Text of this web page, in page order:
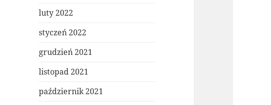
luty 2022
styczeń 2022
grudzień 2021
listopad 2021
październik 2021